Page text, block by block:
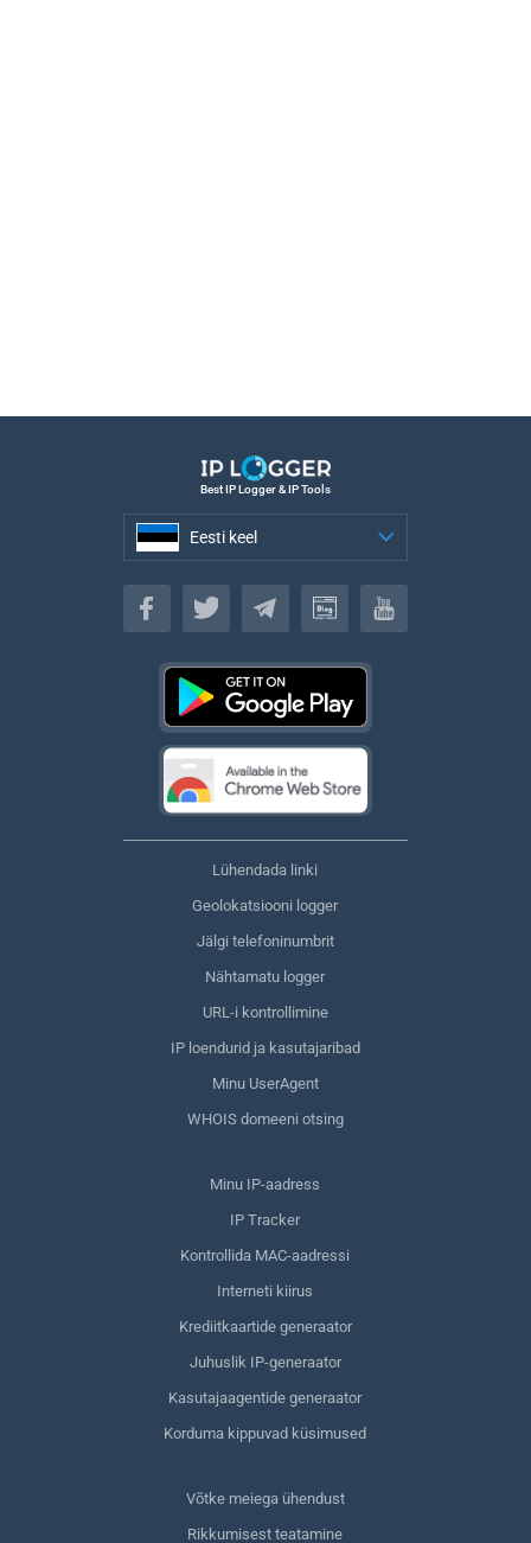
Best IP Logger & IP Tools
Eesti keel
Eesti keel
Lühendada linki
Geolokatsiooni logger
Jälgi telefoninumbrit
Nähtamatu logger
URL-i kontrollimine
IP loendurid ja kasutajaribad
Minu UserAgent
WHOIS domeeni otsing
Minu IP-aadress
IP Tracker
Kontrollida MAC-aadressi
Interneti kiirus
Krediitkaartide generaator
Juhuslik IP-generaator
Kasutajaagentide generaator
Korduma kippuvad küsimused
Võtke meiega ühendust
Rikkumisest teatamine